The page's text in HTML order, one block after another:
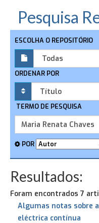
Pesquisa
ESCOLHA O REPOSITÓRIO
ORDENAR POR
TERMO DE PESQUISA
POR
Resultados:
Foram encontrados 7
Algumas notas sobre
eléctrica contínua